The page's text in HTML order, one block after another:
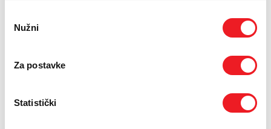
pristanka
Nužni
Za postavke
Statistički
Dragan Soldo, tajnik NK „Široki Brijeg“ se zahvalio na
uistinu pomoći ostvarivanju ciljeva kluba.
Zahvalio se i Marin Raspudić, predsjednik HŠK „Zrinjski“
kazavši: „Drago nam je da HT Eronet nastavlja